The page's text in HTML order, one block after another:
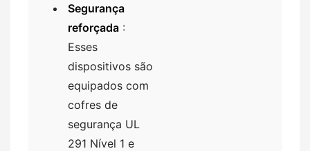
Segurança
reforçada :
Esses
dispositivos são
equipados com
cofres de
segurança UL
291 Nível 1 e